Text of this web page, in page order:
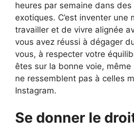
heures par semaine dans des
exotiques. C’est inventer une
travailler et de vivre alignée
vous avez réussi à dégager
vous, à respecter votre
êtes sur la bonne voie, même
ne ressemblent pas à celles
Instagram.
Se donner le